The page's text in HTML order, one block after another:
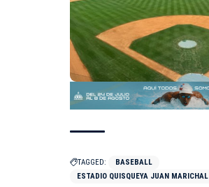
TAGGED:
BASEBALL
ESTADIO QUISQUEYA JUAN MARICHAL